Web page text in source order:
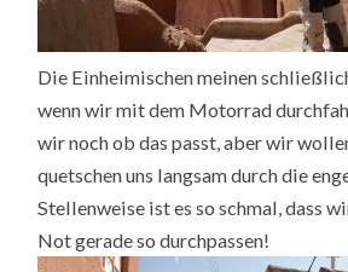
Die Einheimischen meinen
wenn wir mit dem Motorrad
wir noch ob das passt, aber wir
quetschen uns langsam durch die
Stellenweise ist es so schmal, dass
Not gerade so durchpassen!